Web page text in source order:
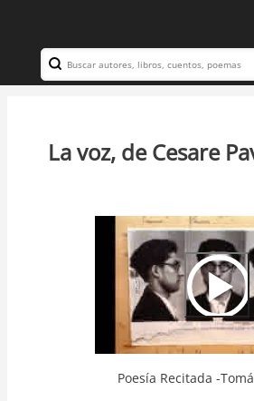
contenido
principal
Navegación
Search
La voz, de Cesare
Url
Poesía Recitada -